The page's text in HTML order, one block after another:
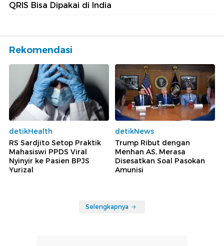
QRIS Bisa Dipakai di India
Rekomendasi
detikHealth
RS Sardjito Setop Praktik
Mahasiswi PPDS Viral
Nyinyir ke Pasien BPJS
Yurizal
detikNews
Trump Ribut dengan
Menhan AS, Merasa
Disesatkan Soal Pasokan
Amunisi
Selengkapnya